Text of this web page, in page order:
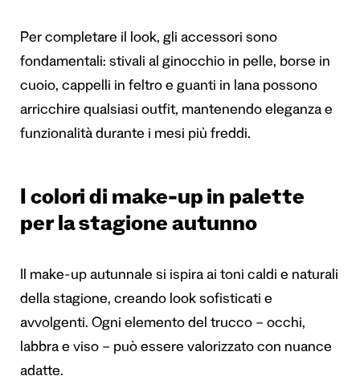
Per completare il look, gli accessori sono
fondamentali: stivali al ginocchio in pelle, borse in
cuoio, cappelli in feltro e guanti in lana possono
arricchire qualsiasi outfit, mantenendo eleganza e
funzionalità durante i mesi più freddi.
I colori di make-up in palette
per la stagione autunno
Il make-up autunnale si ispira ai toni caldi e naturali
della stagione, creando look sofisticati e
avvolgenti. Ogni elemento del trucco – occhi,
labbra e viso – può essere valorizzato con nuance
adatte.